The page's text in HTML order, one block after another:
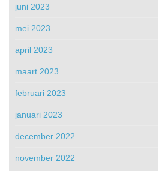
juni 2023
mei 2023
april 2023
maart 2023
februari 2023
januari 2023
december 2022
november 2022